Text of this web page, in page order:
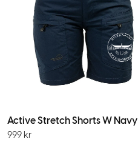
Active Stretch Shorts W Navy
999 kr